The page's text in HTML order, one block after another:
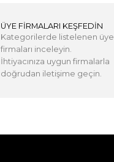
ÜYE FİRMALARI KEŞFEDİN
Kategorilerde listelenen üye
firmaları inceleyin.
İhtiyacınıza uygun firmalarla
doğrudan iletişime geçin.